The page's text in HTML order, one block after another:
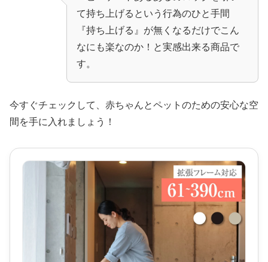
て持ち上げるという行為のひと手間
『持ち上げる』が無くなるだけでこん
なにも楽なのか！と実感出来る商品で
す。
今すぐチェックして、赤ちゃんとペットのための安心な空
間を手に入れましょう！